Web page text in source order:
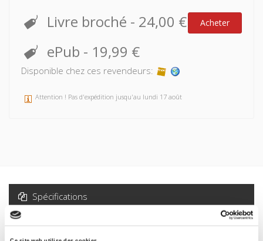
Livre broché - 24,00 € Acheter
ePub - 19,99 €
Disponible chez ces revendeurs:
Attention ! Pas d'expédition jusqu'au lundi 17 août
Spécifications